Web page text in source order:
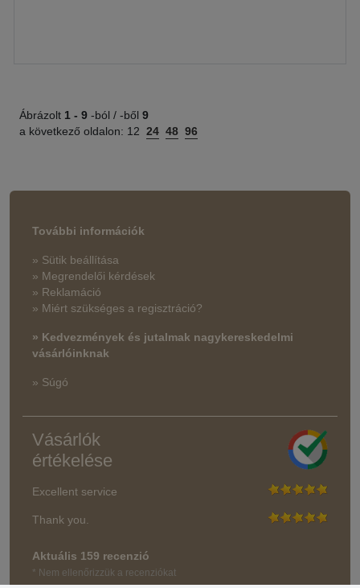
Ábrázolt 1 - 9 -ból / -ből 9
a következő oldalon: 12 24 48 96
További információk
» Sütik beállítása
» Megrendelői kérdések
» Reklamáció
» Miért szükséges a regisztráció?
» Kedvezmények és jutalmak nagykereskedelmi
vásárlóinknak
» Súgó
Vásárlók
értékelése
Excellent service
Thank you.
Aktuális 159 recenzió
* Nem ellenőrizzük a recenziókat